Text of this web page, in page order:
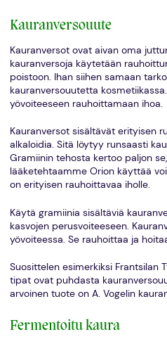
Kauranversouute
Kauranversot ovat aivan oma
kauranversoja käytetään
poistoon. Ihan siihen samaan
kauranversouutetta
yövoiteeseen rauhoittamaan ihoa.
Kauranversot sisältävät erityisen
alkaloidia. Sitä löytyy runsaasti
Gramiinin tehosta kertoo paljon
lääketehtaamme Orion käyttää
on erityisen rauhoittavaa iholle.
Käytä gramiinia sisältäviä
kasvojen perusvoiteeseen.
yövoiteessa. Se rauhoittaa ja
Suosittelen esimerkiksi Frantsilan
tipat ovat puhdasta
arvoinen tuote on A. Vogelin
Fermentoitu kaura